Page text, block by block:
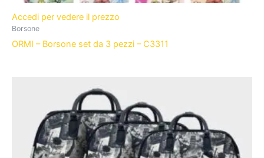
Accedi per vedere il prezzo
Borsone
ORMI – Borsone set da 3 pezzi – C3311